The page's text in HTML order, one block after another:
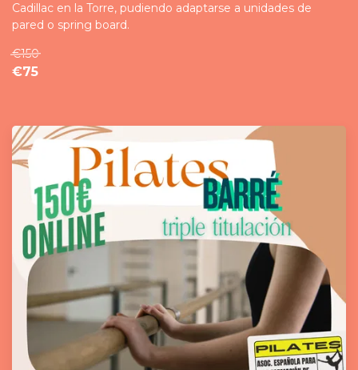
Cadillac en la Torre, pudiendo adaptarse a unidades de
pared o spring board.
€150
€75